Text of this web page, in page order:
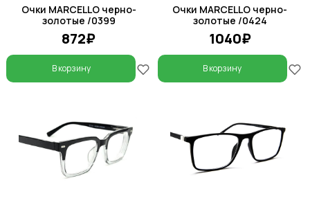
Очки MARCELLO черно-
золотые /0399
872₽
В корзину
Очки MARCELLO черно-
золотые /0424
1040₽
В корзину